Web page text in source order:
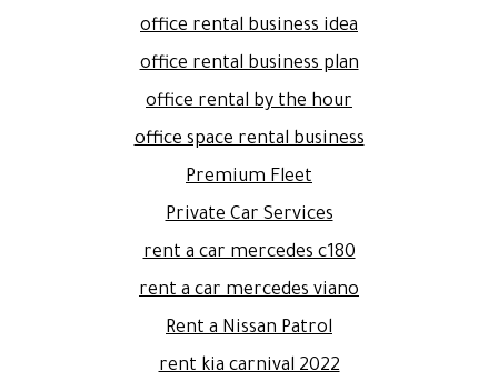
office rental business idea
office rental business plan
office rental by the hour
office space rental business
Premium Fleet
Private Car Services
rent a car mercedes c180
rent a car mercedes viano
Rent a Nissan Patrol
rent kia carnival 2022